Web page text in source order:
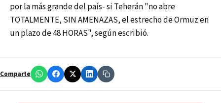
por la más grande del país- si Teherán "no abre
TOTALMENTE, SIN AMENAZAS, el estrecho de Ormuz en
un plazo de 48 HORAS", según escribió.
Comparte